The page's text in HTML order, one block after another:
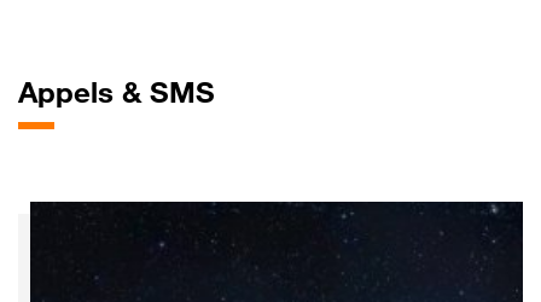
Appels & SMS